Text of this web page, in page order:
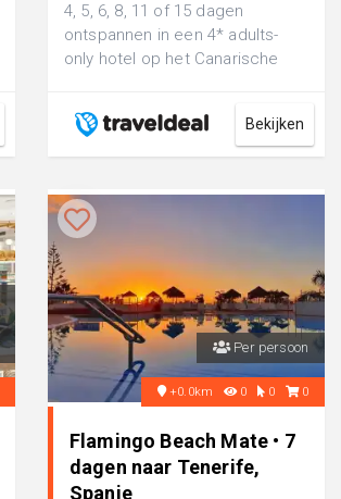
4, 5, 6, 8, 11 of 15 dagen
ontspannen in een 4* adults-
only hotel op het Canarische
Bekijken
Per persoon
+0.0km 0 0 0
Flamingo Beach Mate • 7
dagen naar Tenerife,
Spanje